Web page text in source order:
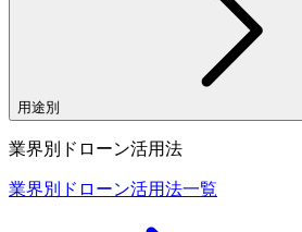
用途別
業界別ドローン活用法
業界別ドローン活用法一覧